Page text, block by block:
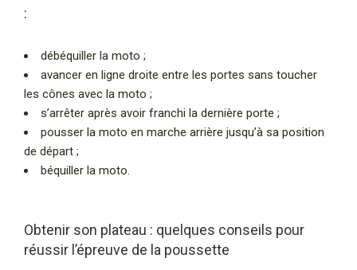
:
débéquiller la moto ;
avancer en ligne droite entre les portes sans toucher
les cônes avec la moto ;
s’arrêter après avoir franchi la dernière porte ;
pousser la moto en marche arrière jusqu’à sa position
de départ ;
béquiller la moto.
Obtenir son plateau : quelques conseils pour
réussir l’épreuve de la poussette